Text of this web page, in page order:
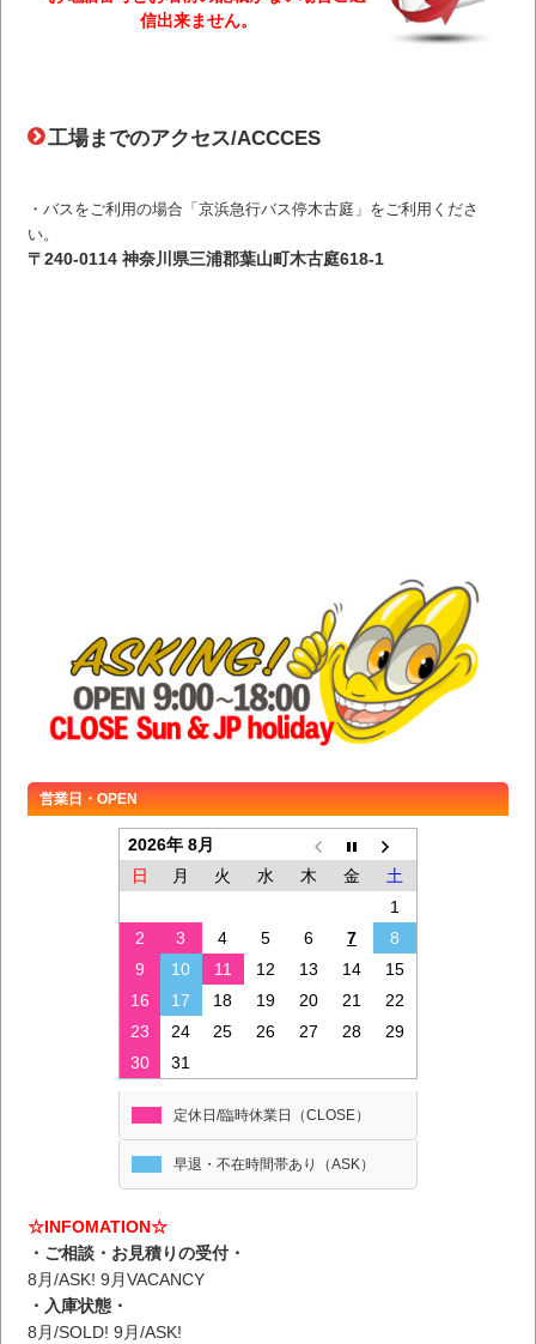
信出来ません。
工場までのアクセス/ACCCES
・バスをご利用の場合「京浜急行バス停木古庭」をご利用くださ
い。
〒240-0114 神奈川県三浦郡葉山町木古庭618-1
営業日・OPEN
2026年 8月
日
月 火 水 木 金
土
1
2
3 4 5 6 7
8
9
10 11 12 13 14
15
16
17 18 19 20 21
22
23
24 25 26 27 28
29
30
31
定休日/臨時休業日（CLOSE）
早退・不在時間帯あり（ASK）
☆INFOMATION☆
・ご相談・お見積りの受付・
8月/ASK! 9月VACANCY
・入庫状態・
8月/SOLD! 9月/ASK!